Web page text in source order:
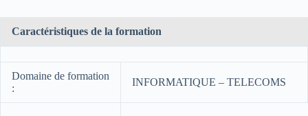
Caractéristiques de la formation
Domaine de formation
:
INFORMATIQUE – TELECOMS